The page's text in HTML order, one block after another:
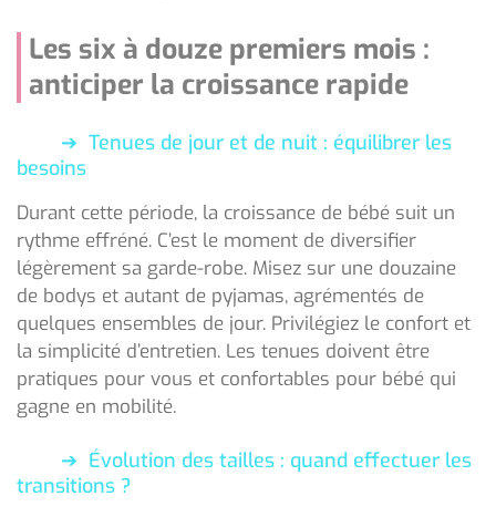
Les six à douze premiers mois :
anticiper la croissance rapide
Tenues de jour et de nuit : équilibrer les
besoins
Durant cette période, la croissance de bébé suit un
rythme effréné. C’est le moment de diversifier
légèrement sa garde-robe. Misez sur une douzaine
de bodys et autant de pyjamas, agrémentés de
quelques ensembles de jour. Privilégiez le confort et
la simplicité d’entretien. Les tenues doivent être
pratiques pour vous et confortables pour bébé qui
gagne en mobilité.
Évolution des tailles : quand effectuer les
transitions ?